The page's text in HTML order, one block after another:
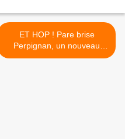
ET HOP ! Pare brise
Perpignan, un nouveau
pare brise en moins de 2